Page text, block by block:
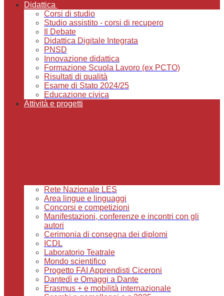
Didattica
Corsi di studio
Studio assistito - corsi di recupero
Il Debate
Didattica Digitale Integrata
PNSD
Innovazione didattica
Formazione Scuola Lavoro (ex PCTO)
Risultati di qualità
Esame di Stato 2024/25
Educazione civica
Attività e progetti
Rete Nazionale LES
Area lingue e linguaggi
Concorsi e competizioni
Manifestazioni, conferenze e incontri con gli
autori
Cerimonia di consegna dei diplomi
ICDL
Laboratorio Teatrale
Mondo scientifico
Progetto FAI Apprendisti Ciceroni
Dantedì e Omaggi a Dante
Erasmus + e mobilità internazionale